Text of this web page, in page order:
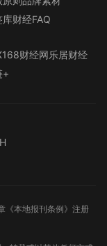
库财经FAQ
财经网乐居财经
+
《本地报刊条例》注册